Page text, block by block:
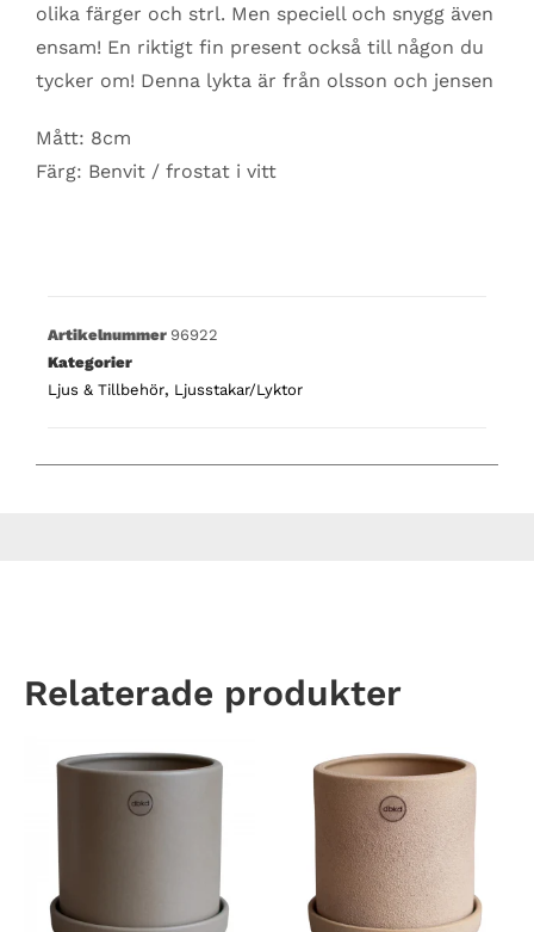
olika färger och strl. Men speciell och snygg även
ensam! En riktigt fin present också till någon du
tycker om! Denna lykta är från olsson och jensen
Mått: 8cm
Färg: Benvit / frostat i vitt
Artikelnummer 96922
Kategorier
Ljus & Tillbehör, Ljusstakar/Lyktor
Relaterade produkter